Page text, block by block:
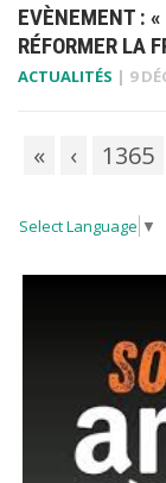
EVÈNEMENT :
RÉFORMER LA
ACTUALITÉS | 9
« ‹ 1365
Select Language ▼